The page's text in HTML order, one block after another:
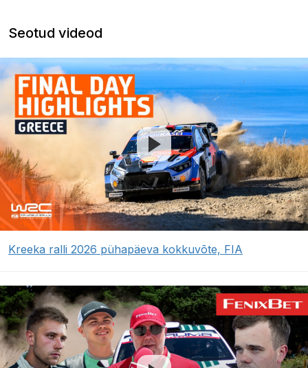
Seotud videod
Kreeka ralli 2026 pühapäeva kokkuvõte, FIA